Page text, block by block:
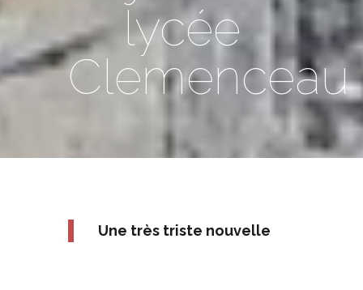
lycée
Clemenceau
Une très triste nouvelle